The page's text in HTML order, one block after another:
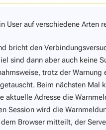
User auf verschiedene Arten
bricht den
sind dann aber auch keine
trotz der Warnung
Beim nächsten Mal
aktuelle Adresse die
Session wird die
Browser mitteilt, der